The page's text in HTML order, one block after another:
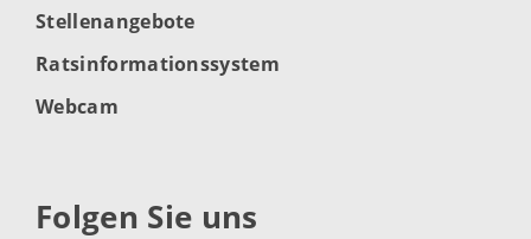
Stellenangebote
Ratsinformationssystem
Webcam
Folgen Sie uns